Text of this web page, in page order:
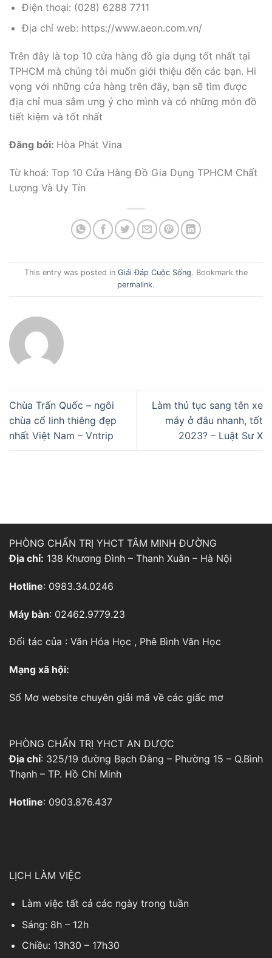
Điện thoại: (028) 6288 7711
Địa chỉ web: https://www.aeon.com.vn/
Trên đây là top 10 cửa hàng đồ gia dụng tốt nhất tại
TPHCM mà chúng tôi muốn giới thiệu đến các bạn. Hi
vọng với những cửa hàng trên đây, bạn sẽ tìm được
địa chỉ mua sắm ưng ý cho mình và có những món đồ
tiết kiệm và tốt nhất
Đăng bởi: Hòa Phát Vina
Từ khoá: Top 10 Cửa Hàng Đồ Gia Dụng TPHCM Chất
Lượng Và Uy Tín
This entry was posted in Giải Đáp Cuộc Sống. Bookmark the
permalink.
Chùa Trấn Quốc – ngôi
chùa cổ linh thiêng đẹp
nhất Việt Nam – Vntrip
Làm thủ tục sang tên xe
máy ở đâu nhanh, tốt
2023? – Luật Sư X
PHÒNG CHẨN TRỊ YHCT TÂM MINH ĐƯỜNG
Địa chỉ: 138 Khương Đình – Thanh Xuân – Hà Nội
Hotline: 0983.34.0246
Máy bàn: 02462.9779.23
Đối tác của : Văn Hóa Học , Phê Bình Văn Học
Mạng xã hội:
Sổ Mơ website chuyên giải mã về các giấc mơ
PHÒNG CHẨN TRỊ YHCT AN DƯỢC
Địa chỉ: 325/19 đường Bạch Đằng – Phường 15 – Q.Bình
Thạnh – TP. Hồ Chí Minh
Hotline: 0903.876.437
LỊCH LÀM VIỆC
Làm việc tất cả các ngày trong tuần
Sáng: 8h – 12h
Chiều: 13h30 – 17h30